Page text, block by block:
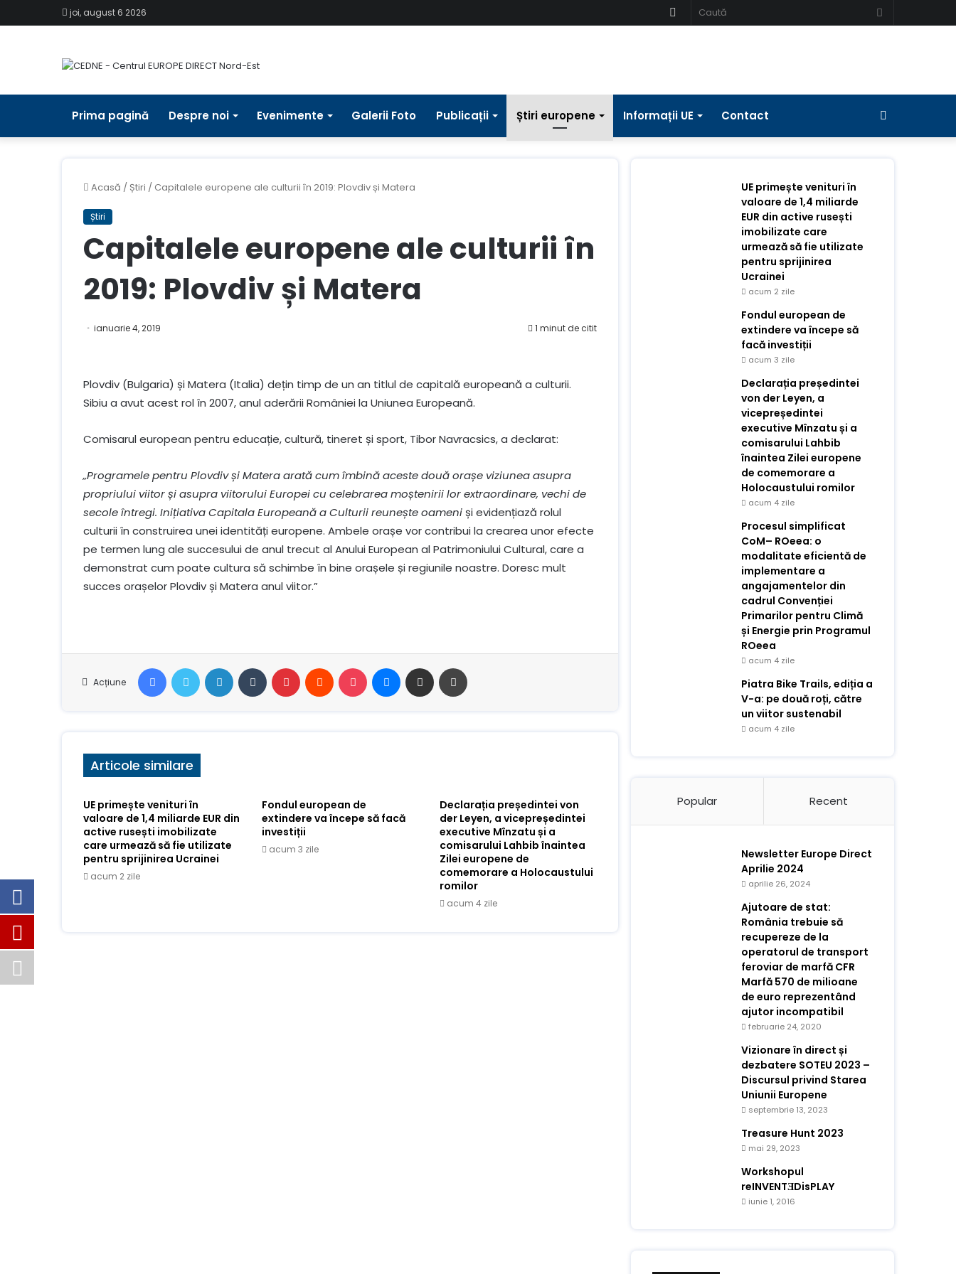
joi, august 6 2026 Caută
Schimbați
Prima pagină Despre noi Evenimente Galerii Foto Publicații Știri europene Informații UE Contact
Acasă / Știri / Capitalele europene ale culturii în 2019: Plovdiv și Matera
Știri
Capitalele europene ale culturii în
2019: Plovdiv și Matera
ianuarie 4, 2019 1 minut de citit
Plovdiv (Bulgaria) și Matera (Italia) dețin timp de un an titlul de capitală europeană a culturii.
Sibiu a avut acest rol în 2007, anul aderării României la Uniunea Europeană.
Comisarul european pentru educație, cultură, tineret și sport, Tibor Navracsics, a declarat:
„Programele pentru Plovdiv și Matera arată cum îmbină aceste două orașe viziunea asupra
propriului viitor și asupra viitorului Europei cu celebrarea moștenirii lor extraordinare, vechi de
secole întregi. Inițiativa Capitala Europeană a Culturii reunește oameni și evidențiază rolul
culturii în construirea unei identități europene. Ambele orașe vor contribui la crearea unor efecte
pe termen lung ale succesului de anul trecut al Anului European al Patrimoniului Cultural, care a
demonstrat cum poate cultura să schimbe în bine orașele și regiunile noastre. Doresc mult
succes orașelor Plovdiv și Matera anul viitor.”
Acțiune
FacebookStare de nervozitateLinkedIn Tumblr Pinterest Reddit Buzunar Mesager Distribuie prin e-mail
Articole similare
UE primește venituri în
valoare de 1,4 miliarde EUR din
active rusești imobilizate
care urmează să fie utilizate
pentru sprijinirea Ucrainei
acum 2 zile
Fondul european de
extindere va începe să facă
investiții
acum 3 zile
Declarația președintei von
der Leyen, a vicepreședintei
executive Mînzatu și a
comisarului Lahbib înaintea
Zilei europene de
comemorare a Holocaustului
romilor
acum 4 zile
UE primește venituri în
valoare de 1,4 miliarde
EUR din active rusești
imobilizate care
urmează să fie utilizate
pentru sprijinirea
Ucrainei
acum 2 zile
Fondul european de
extindere va începe să
facă investiții
acum 3 zile
Declarația președintei
von der Leyen, a
vicepreședintei
executive Mînzatu și a
comisarului Lahbib
înaintea Zilei europene
de comemorare a
Holocaustului romilor
acum 4 zile
Procesul simplificat
CoM– ROeea: o
modalitate eficientă de
implementare a
angajamentelor din
cadrul Convenției
Primarilor pentru Climă
și Energie prin Programul
ROeea
acum 4 zile
Piatra Bike Trails, ediția a
V-a: pe două roți, către
un viitor sustenabil
acum 4 zile
Popular Recent
Newsletter Europe Direct
Aprilie 2024
aprilie 26, 2024
Ajutoare de stat:
România trebuie să
recupereze de la
operatorul de transport
feroviar de marfă CFR
Marfă 570 de milioane
de euro reprezentând
ajutor incompatibil
februarie 24, 2020
Vizionare în direct și
dezbatere SOTEU 2023 –
Discursul privind Starea
Uniunii Europene
septembrie 13, 2023
Treasure Hunt 2023
mai 29, 2023
Workshopul
reINVENTƎDisPLAY
iunie 1, 2016